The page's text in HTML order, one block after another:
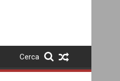
Cerca